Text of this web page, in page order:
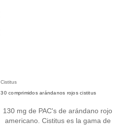
Cistitus
30 comprimidos arándanos rojos cistitus
130 mg de PAC's de arándano rojo
americano. Cistitus es la gama de